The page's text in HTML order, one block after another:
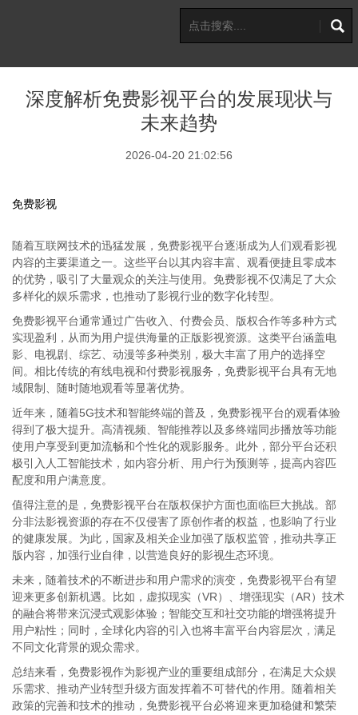
深度解析免费影视平台的发展现状与
未来趋势
2026-04-20 21:02:56
免费影视
随着互联网技术的迅猛发展，免费影视平台逐渐成为人们观看影视
内容的主要渠道之一。这些平台以其内容丰富、观看便捷且零成本
的优势，吸引了大量观众的关注与使用。免费影视不仅满足了大众
多样化的娱乐需求，也推动了影视行业的数字化转型。
免费影视平台通常通过广告收入、付费会员、版权合作等多种方式
实现盈利，从而为用户提供海量的正版影视资源。这类平台涵盖电
影、电视剧、综艺、动漫等多种类别，极大丰富了用户的选择空
间。相比传统的有线电视和付费影视服务，免费影视平台具有无地
域限制、随时随地观看等显著优势。
近年来，随着5G技术和智能终端的普及，免费影视平台的观看体验
得到了极大提升。高清视频、智能推荐以及多终端同步播放等功能
使用户享受到更加流畅和个性化的观影服务。此外，部分平台还积
极引入人工智能技术，如内容分析、用户行为预测等，提高内容匹
配度和用户满意度。
值得注意的是，免费影视平台在版权保护方面也面临巨大挑战。部
分非法影视资源的存在不仅侵害了原创作者的权益，也影响了行业
的健康发展。为此，国家及相关企业加强了版权监管，推动共享正
版内容，加强行业自律，以营造良好的影视生态环境。
未来，随着技术的不断进步和用户需求的演变，免费影视平台有望
迎来更多创新机遇。比如，虚拟现实（VR）、增强现实（AR）技术
的融合将带来沉浸式观影体验；智能交互和社交功能的增强将提升
用户粘性；同时，全球化内容的引入也将丰富平台内容层次，满足
不同文化背景的观众需求。
总结来看，免费影视作为影视产业的重要组成部分，在满足大众娱
乐需求、推动产业转型升级方面发挥着不可替代的作用。随着相关
政策的完善和技术的推动，免费影视平台必将迎来更加稳健和繁荣